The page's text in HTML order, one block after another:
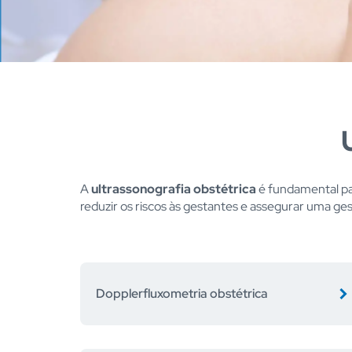
Aultrassonografia obstétricaé fundamental
reduzir os riscos às gestantes e assegurar uma
Dopplerfluxometria obstétrica